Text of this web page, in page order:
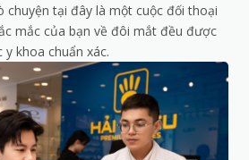
chuyện tại đây là một cuộc đối thoại
mắc của bạn về đôi mắt đều được
y khoa chuẩn xác.